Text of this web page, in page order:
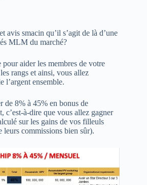
avis smacin qu’il s’agit de là d’une
MLM du marché?
pour aider les membres de votre
rangs et ainsi, vous allez
l’argent ensemble.
de 8% à 45% en bonus de
c’est-à-dire que vous allez gagner
sur les gains de vos filleuls
leurs commissions bien sûr).